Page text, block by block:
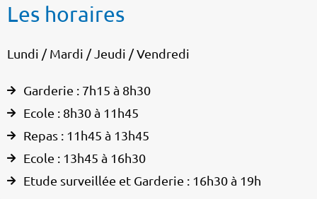
Les horaires
Lundi / Mardi / Jeudi / Vendredi
Garderie : 7h15 à 8h30
Ecole : 8h30 à 11h45
Repas : 11h45 à 13h45
Ecole : 13h45 à 16h30
Etude surveillée et Garderie : 16h30 à 19h